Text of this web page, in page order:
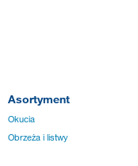
Asortyment
Okucia
Obrzeża i listwy